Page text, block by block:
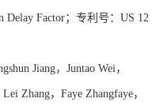
Delay Factor；专利号：US 12
Jiang，Juntao Wei，
Zhang，Faye Zhangfaye，